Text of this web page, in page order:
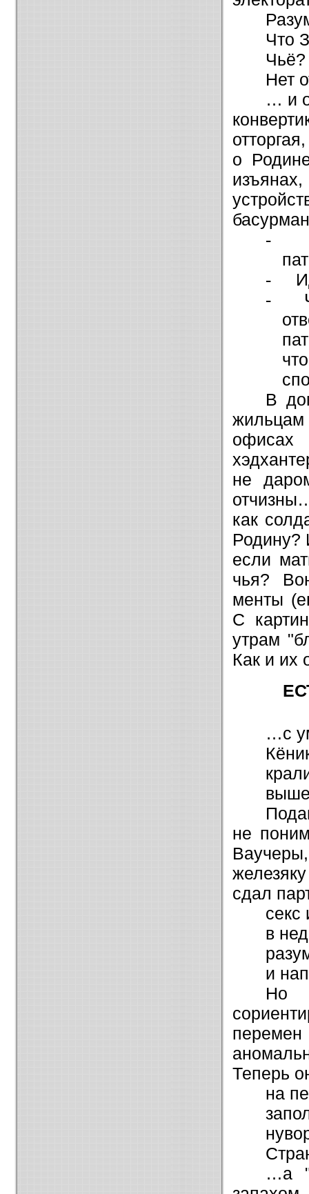
Что
Нет
… и
о
-
-
-
В
не
как
Родину?
если
чья?
менты
С
утрам
Как и их
…с
не
сдал
секс
в
и
Но
перемен
Теперь
на
…а